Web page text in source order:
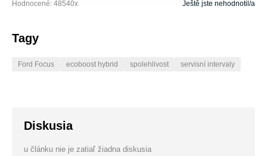
Hodnocené: 48540x Ještě jste nehodnotil/a
Tagy
Ford Focus ecoboost hybrid spolehlivost servisní intervaly
Diskusia
u článku nie je zatiaľ žiadna diskusia